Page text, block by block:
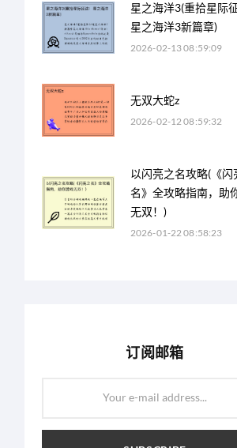
星之海洋3(重拾星际征
星之海洋3新篇章)
2026-02-13 08:59:09
无双大蛇z
2026-02-12 08:59:32
以闪亮之名攻略(《闪
名》全攻略指南，助
无双！)
2026-01-22 08:58:23
订阅邮箱
Your e-mail address...